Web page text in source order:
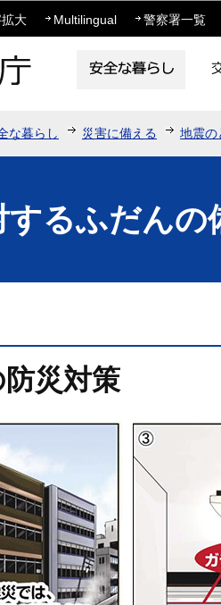
大 Multilingual 警察署一覧
な暮らし 災害に備える 地震の
るふだんの
災対策